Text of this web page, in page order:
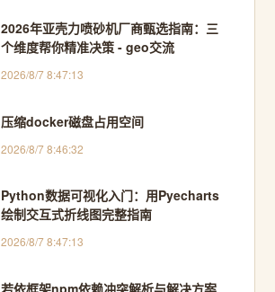
2026年亚壳力喷砂机厂商甄选指南：三
个维度帮你精准决策 - geo交流
2026/8/7 8:47:13
压缩docker磁盘占用空间
2026/8/7 8:46:32
Python数据可视化入门：用Pyecharts
绘制交互式折线图完整指南
2026/8/7 8:47:13
若依框架npm依赖冲突解析与解决方案